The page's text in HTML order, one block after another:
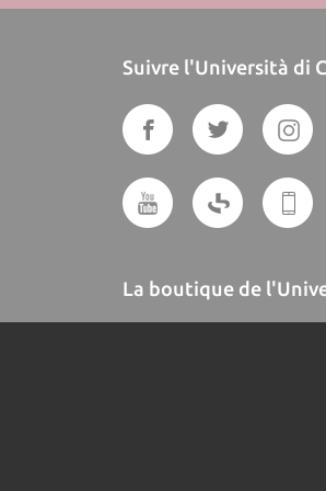
Suivre l'Università di
La boutique de